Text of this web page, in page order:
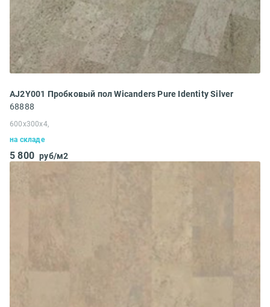
AJ2Y001 Пробковый пол Wicanders Pure Identity Silver
68888
600x300x4,
на складе
5 800 руб/м2